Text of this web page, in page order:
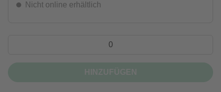
Nicht online erhältlich